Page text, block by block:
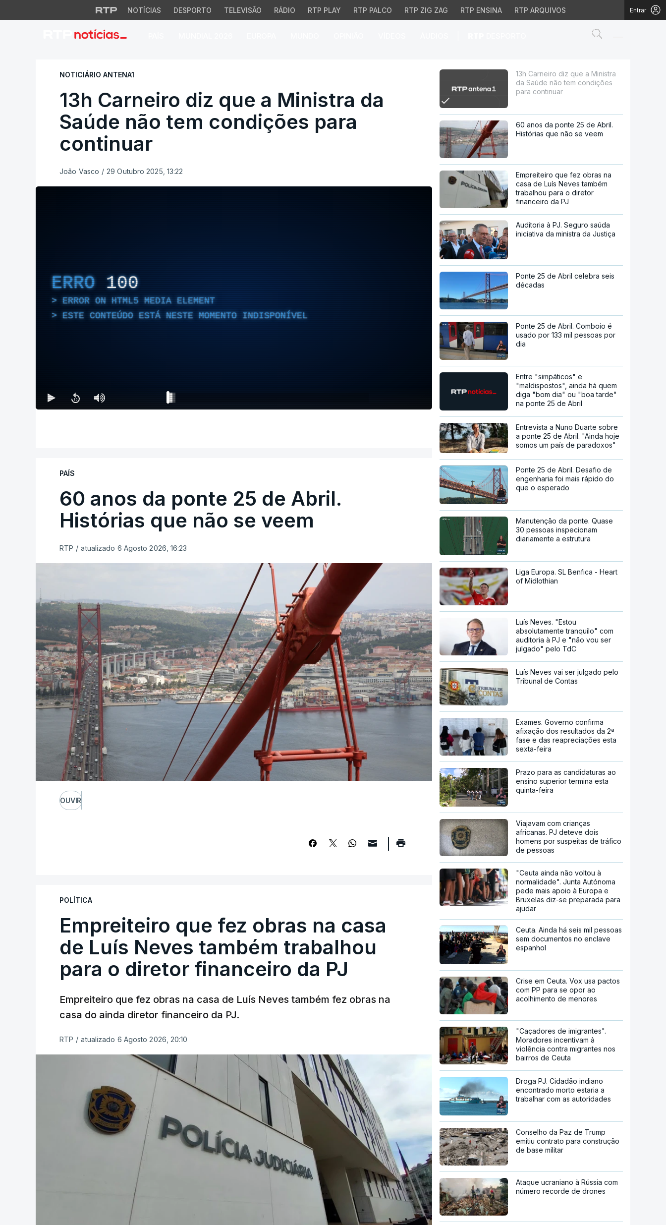
NOTÍCIAS DESPORTO TELEVISÃO RÁDIO RTP PLAY RTP PALCO RTP ZIG ZAG RTP ENSINA RTP ARQUIVOS Entrar
13h Carneiro diz que a Ministra da Saúde não tem condições
NOTICIÁRIO ANTENA1
13h Carneiro diz que a Ministra da
Saúde não tem condições para
continuar
João Vasco / 29 Outubro 2025, 13:22
ERRO 100
ERROR ON HTML5 MEDIA ELEMENT
ESTE CONTEÚDO ESTÁ NESTE MOMENTO INDISPONÍVEL
PAÍS
60 anos da ponte 25 de Abril.
Histórias que não se veem
RTP / atualizado 6 Agosto 2026, 16:23
OUVIR
POLÍTICA
Empreiteiro que fez obras na casa
de Luís Neves também trabalhou
para o diretor financeiro da PJ
Empreiteiro que fez obras na casa de Luís Neves também fez obras na
casa do ainda diretor financeiro da PJ.
RTP / atualizado 6 Agosto 2026, 20:10
13h Carneiro diz que a Ministra
da Saúde não tem condições
para continuar
60 anos da ponte 25 de Abril.
Histórias que não se veem
Empreiteiro que fez obras na
casa de Luís Neves também
trabalhou para o diretor
financeiro da PJ
Auditoria à PJ. Seguro saúda
iniciativa da ministra da Justiça
Ponte 25 de Abril celebra seis
décadas
Ponte 25 de Abril. Comboio é
usado por 133 mil pessoas por
dia
Entre "simpáticos" e
"maldispostos", ainda há quem
diga "bom dia" ou "boa tarde"
na ponte 25 de Abril
Entrevista a Nuno Duarte sobre
a ponte 25 de Abril. "Ainda hoje
somos um país de paradoxos"
Ponte 25 de Abril. Desafio de
engenharia foi mais rápido do
que o esperado
Manutenção da ponte. Quase
30 pessoas inspecionam
diariamente a estrutura
Liga Europa. SL Benfica - Heart
of Midlothian
Luís Neves. "Estou
absolutamente tranquilo" com
auditoria à PJ e "não vou ser
julgado" pelo TdC
Luís Neves vai ser julgado pelo
Tribunal de Contas
Exames. Governo confirma
afixação dos resultados da 2ª
fase e das reapreciações esta
sexta-feira
Prazo para as candidaturas ao
ensino superior termina esta
quinta-feira
Viajavam com crianças
africanas. PJ deteve dois
homens por suspeitas de tráfico
de pessoas
"Ceuta ainda não voltou à
normalidade". Junta Autónoma
pede mais apoio à Europa e
Bruxelas diz-se preparada para
ajudar
Ceuta. Ainda há seis mil pessoas
sem documentos no enclave
espanhol
Crise em Ceuta. Vox usa pactos
com PP para se opor ao
acolhimento de menores
"Caçadores de imigrantes".
Moradores incentivam à
violência contra migrantes nos
bairros de Ceuta
Droga PJ. Cidadão indiano
encontrado morto estaria a
trabalhar com as autoridades
Conselho da Paz de Trump
emitiu contrato para construção
de base militar
Ataque ucraniano à Rússia com
número recorde de drones